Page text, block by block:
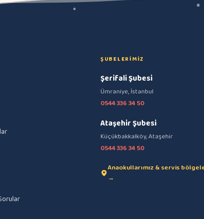
ŞUBELERIMIZ
Şerifali Şubesi
Ümraniye, İstanbul
0544 336 34 50
Ataşehir Şubesi
Küçükbakkalköy, Ataşehir
0544 336 34 50
Anaokullarımız & servis
→